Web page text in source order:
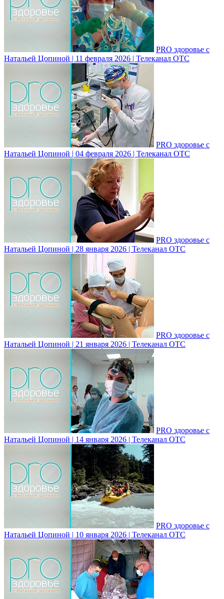
PRO здоровье с
Натальей Цопиной | 11 февраля 2026 | Телеканал ОТС
PRO здоровье с
Натальей Цопиной | 04 февраля 2026 | Телеканал ОТС
PRO здоровье с
Натальей Цопиной | 28 января 2026 | Телеканал ОТС
PRO здоровье с
Натальей Цопиной | 21 января 2026 | Телеканал ОТС
PRO здоровье с
Натальей Цопиной | 14 января 2026 | Телеканал ОТС
PRO здоровье с
Натальей Цопиной | 10 января 2026 | Телеканал ОТС